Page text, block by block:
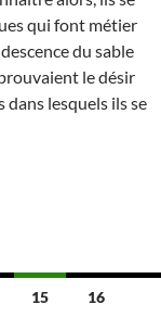
qui font métier
du sable
le désir
lesquels ils se
Debenedetti
15 16